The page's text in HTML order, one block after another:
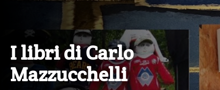
I libri di Carlo
Mazzucchelli